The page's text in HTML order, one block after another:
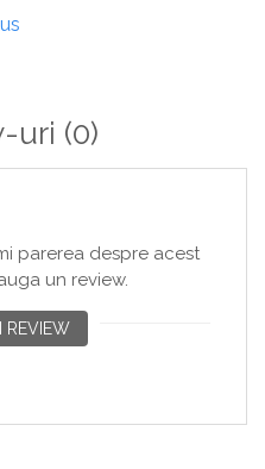
cadou original.
pentru a adăuga o notă
uri (0)
parerea despre acest
un review.
REVIEW